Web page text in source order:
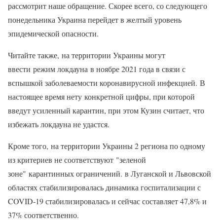
рассмотрит наше обращение. Скорее всего, со следующего
понедельника Украина перейдет в желтый уровень
эпидемической опасности.
Читайте также, на территории Украины могут
ввести режим локдауна в ноябре 2021 года в связи с
вспышкой заболеваемости коронавирусной инфекцией. В
настоящее время нету конкретной цифры, при которой
введут усиленный карантин, при этом Кузин считает, что
избежать локдауна не удастся.
Кроме того, на территории Украины 2 региона по одному
из критериев не соответствуют "зеленой
зоне" карантинных ограничений. в Луганской и Львовской
областях стабилизировалась динамика госпитализации с
COVID-19 стабилизировалась и сейчас составляет 47,8% и
37% соответственно.